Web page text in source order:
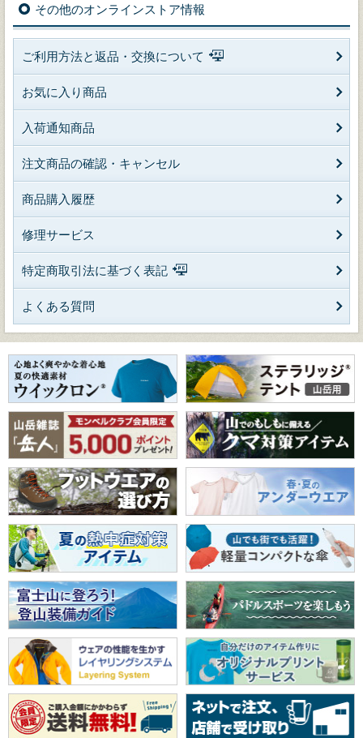
その他のオンラインストア情報
ご利用方法と返品・交換について
お気に入り商品
入荷通知商品
注文商品の確認・キャンセル
商品購入履歴
修理サービス
特定商取引法に基づく表記
よくある質問